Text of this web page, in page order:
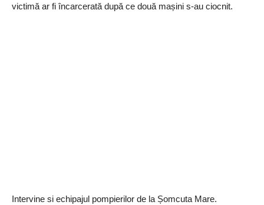
victimă ar fi încarcerată după ce două mașini s-au ciocnit.
Intervine si echipajul pompierilor de la Șomcuta Mare.